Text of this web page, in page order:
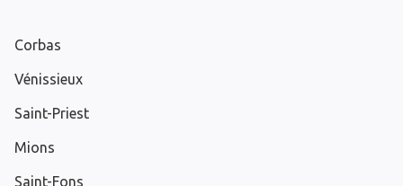
Corbas
Vénissieux
Saint-Priest
Mions
Saint-Fons